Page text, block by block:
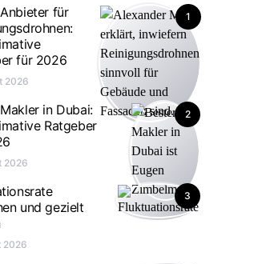
1
für
für 2026
2026
2
in Dubai:
Ratgeber
2026
3
und gezielt
2026